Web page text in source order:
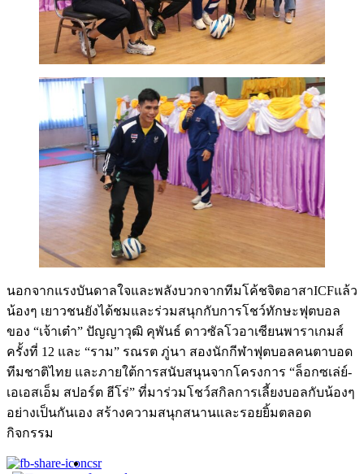
นอกจากแรงบันดาลใจและพลังบวกจากทีมโค้ชจิตอาสาICFแล้ว
น้องๆ เยาวชนยังได้ชมและร่วมสนุกกับการโชว์ทักษะฟุตบอล
ของ “เจ้าเต๋า” ปัญญาวุฒิ คุพันธ์ ดาวซัลโวอาเซียนพาราเกมส์
ครั้งที่ 12 และ “ราม” รณรต ภู่นา สองนักกีฬาฟุตบอลคนตาบอด
ทีมชาติไทย และภายใต้การสนับสนุนจากโครงการ “ล็อกซเล่ย์-
เอเอสเอ็ม สปอร์ต ฮีโร่” ที่มาร่วมโชว์สกิลการเลี้ยงบอลกับน้องๆ
อย่างเป็นกันเอง สร้างความสนุกสนานและรอยยิ้มตลอด
กิจกรรม
csr